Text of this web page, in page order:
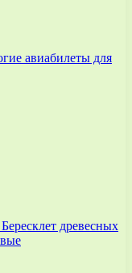
авиабилеты для
древесных